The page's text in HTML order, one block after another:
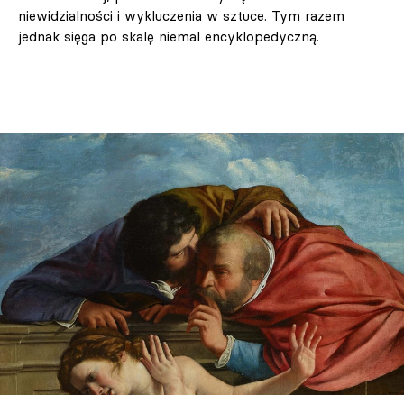
niewidzialności i wykluczenia w sztuce. Tym razem
jednak sięga po skalę niemal encyklopedyczną.